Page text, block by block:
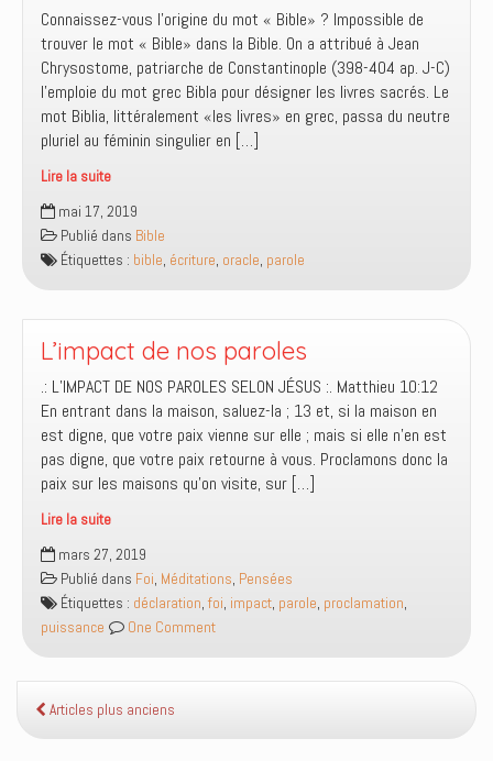
Connaissez-vous l’origine du mot « Bible» ? Impossible de
trouver le mot « Bible» dans la Bible. On a attribué à Jean
Chrysostome, patriarche de Constantinople (398-404 ap. J-C)
l’emploie du mot grec Bibla pour désigner les livres sacrés. Le
mot Biblia, littéralement «les livres» en grec, passa du neutre
pluriel au féminin singulier en […]
Lire la suite
Est-
ce
qu’on
peut
le
mot
Bible»
dans
la
Bible
?
mai 17, 2019
Publié dans Bible
Étiquettes : bible, écriture, oracle, parole
L’impact de nos paroles
.: L’IMPACT DE NOS PAROLES SELON JÉSUS :. Matthieu 10:12
En entrant dans la maison, saluez-la ; 13 et, si la maison en
est digne, que votre paix vienne sur elle ; mais si elle n’en est
pas digne, que votre paix retourne à vous. Proclamons donc la
paix sur les maisons qu’on visite, sur […]
Lire la suite
L’impact
de
nos
paroles
mars 27, 2019
Publié dans Foi, Méditations, Pensées
Étiquettes : déclaration, foi, impact, parole, proclamation,
puissance
One Comment
Articles plus anciens